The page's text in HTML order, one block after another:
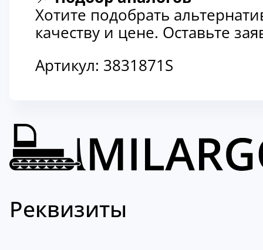
Хотите подобрать
качеству и цене. Оставьте
Артикул: 3831871S
Реквизиты